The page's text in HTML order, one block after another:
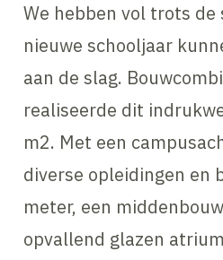
We hebben vol trots
nieuwe schooljaar
aan de slag.
realiseerde dit
m2. Met een
diverse opleidingen en
meter, een
opvallend glazen